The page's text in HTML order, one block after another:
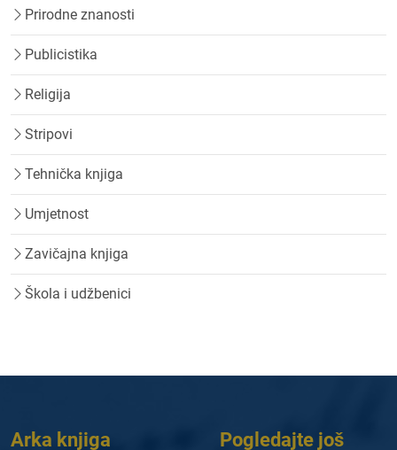
Prirodne znanosti
Publicistika
Religija
Stripovi
Tehnička knjiga
Umjetnost
Zavičajna knjiga
Škola i udžbenici
Arka knjiga Pogledajte još